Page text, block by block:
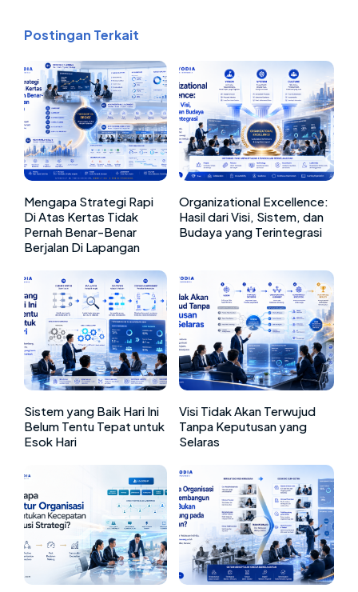
Postingan Terkait
Mengapa Strategi Rapi
Di Atas Kertas Tidak
Pernah Benar-Benar
Berjalan Di Lapangan
Organizational Excellence:
Hasil dari Visi, Sistem, dan
Budaya yang Terintegrasi
Sistem yang Baik Hari Ini
Belum Tentu Tepat untuk
Esok Hari
Visi Tidak Akan Terwujud
Tanpa Keputusan yang
Selaras